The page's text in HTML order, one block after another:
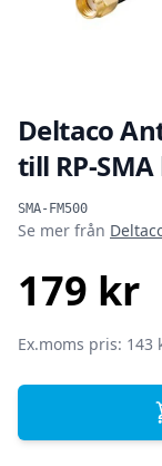
Deltaco
till RP-
SMA-FM500
Se mer från
179 kr
Ex.moms pris: 143